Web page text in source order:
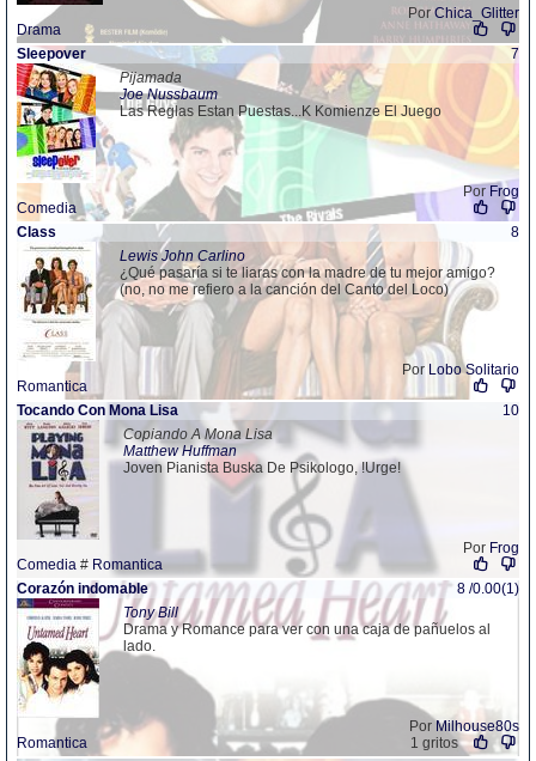
PorChica_Glitter
Drama
Sleepover
7
Pijamada
Joe Nussbaum
Las Reglas Estan Puestas...K Komienze El Juego
Por Frog
Comedia
Class
8
Lewis John Carlino
¿Qué pasaría si te liaras con la madre de tu mejor amigo?
(no, no me refiero a la canción del Canto del Loco)
Por Lobo Solitario
Romantica
Tocando Con Mona Lisa
10
Copiando A Mona Lisa
Matthew Huffman
Joven Pianista Buska De Psikologo, !Urge!
Por Frog
Comedia # Romantica
Corazón indomable
8 /0.00(1)
Tony Bill
Drama y Romance para ver con una caja de pañuelos al
lado.
Por Milhouse80s
Romantica
1 gritos